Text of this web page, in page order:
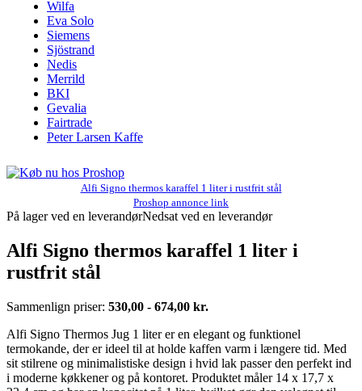
Wilfa
Eva Solo
Siemens
Sjöstrand
Nedis
Merrild
BKI
Gevalia
Fairtrade
Peter Larsen Kaffe
Alfi Signo thermos karaffel 1 liter i rustfrit stål
Proshop annonce link
På lager ved en leverandørNedsat ved en leverandør
Alfi Signo thermos karaffel 1 liter i
rustfrit stål
Sammenlign priser: 530,00 - 674,00 kr.
Alfi Signo Thermos Jug 1 liter er en elegant og funktionel
termokande, der er ideel til at holde kaffen varm i længere tid. Med
sit stilrene og minimalistiske design i hvid lak passer den perfekt ind
i moderne køkkener og på kontoret. Produktet måler 14 x 17,7 x